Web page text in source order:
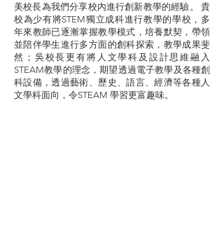
美校長為我們分享校內進行創新教學的經驗。 貴
校為少有將STEM獨立成科進行教學的學校，多
年來教師已逐漸掌握教學模式，培養默契，帶領
並陪伴學生進行多方面的創科探索，教學成果斐
然；吳校長更有將人文學科及設計思維融入
STEAM教學的理念，期望透過電子教學及各種創
科設備，透過藝術、歷史、語言、經濟等各種人
文學科面向，令STEAM 學習更富趣味。